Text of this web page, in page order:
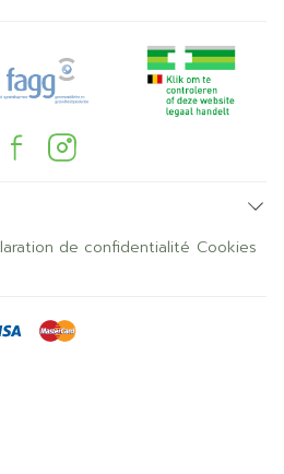
de confidentialité Cookies